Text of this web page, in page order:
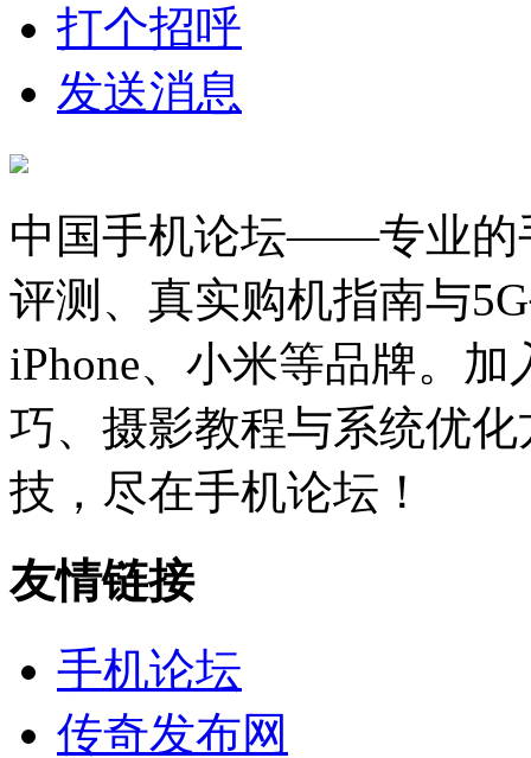
打个招呼
发送消息
中国手机论坛——专业的
评测、真实购机指南与
iPhone、小米等品牌。
巧、摄影教程与系统优
技，尽在手机论坛！
友情链接
手机论坛
传奇发布网